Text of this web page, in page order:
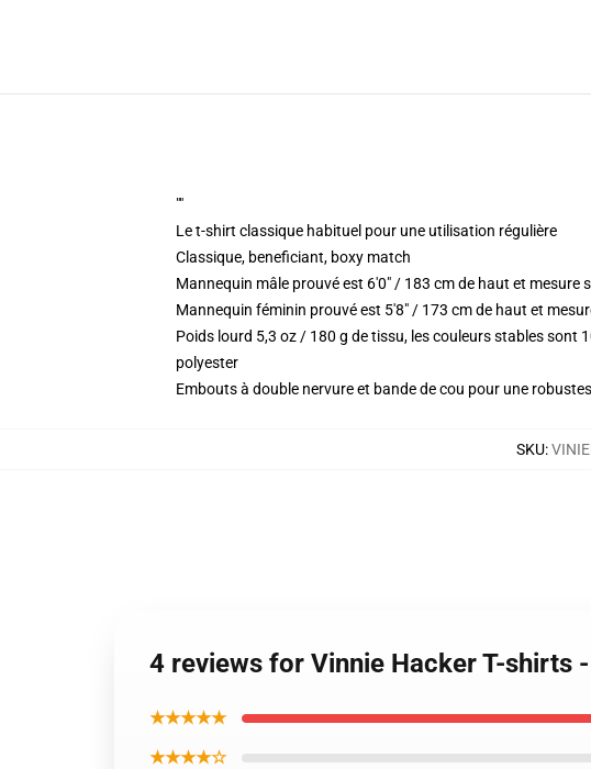
""
Le t-shirt classique habituel pour une utilisation régulière
Classique, beneficiant, boxy match
Mannequin mâle prouvé est 6'0" / 183 cm de haut et mesure
Mannequin féminin prouvé est 5'8" / 173 cm de haut et
Poids lourd 5,3 oz / 180 g de tissu, les couleurs stables sont
polyester
Embouts à double nervure et bande de cou pour une
SKU:
4 reviews for Vinnie Hacker T-shirts
★★★★★
★★★★☆